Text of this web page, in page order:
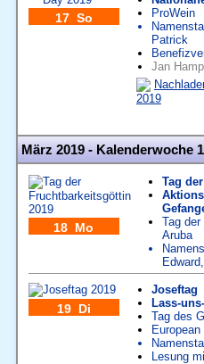
17 So
ProWein
Patrick
Jan
2019
März 2019 - Kalenderwoche
18 Mo
Tag
Tag
Aruba
Edward
19 Di
Joseftag
Lass-
Tag des
Lesung